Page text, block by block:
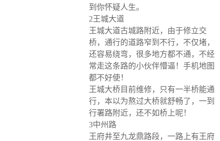
到你怀疑人生。
2王城大道
王城大道古城路附近，由于修立交
桥，通行的道路窄到不行，不仅堵，
还容易绕弯，很多地方都不通，不经
常走这条路的小伙伴懵逼！手机地图
都不好使！
王城大桥目前维修，只有一半桥能通
行，本以为熬过大桥就舒畅了，一到
行署路附近，还不如桥上呢！
3中州路
王府井至九龙鼎路段，一路上有王府